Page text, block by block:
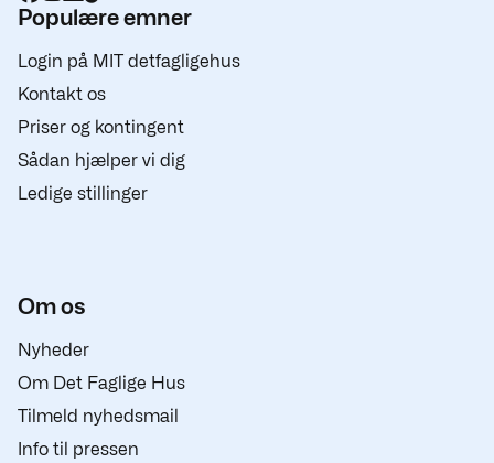
Populære emner
Login på MIT detfagligehus
Kontakt os
Priser og kontingent
Sådan hjælper vi dig
Ledige stillinger
Om os
Nyheder
Om Det Faglige Hus
Tilmeld nyhedsmail
Info til pressen